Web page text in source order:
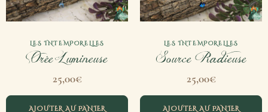
LES INTEMPORELLES
Orée Lumineuse
25,00€
AJOUTER AU PANIER
LES INTEMPORELLES
Source Radieuse
25,00€
AJOUTER AU PANIER